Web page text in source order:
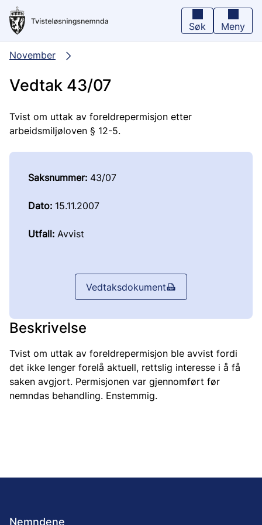
Hopp
hovedinnhold
Søk Meny
November
Vedtak 43/07
Tvist om uttak av foreldrepermisjon etter
arbeidsmiljøloven § 12-5.
Saksnummer: 43/07
Dato: 15.11.2007
Utfall: Avvist
Vedtaksdokument
Beskrivelse
Tvist om uttak av foreldrepermisjon ble avvist fordi
det ikke lenger forelå aktuell, rettslig interesse i å få
saken avgjort. Permisjonen var gjennomført før
nemndas behandling. Enstemmig.
Nemndene